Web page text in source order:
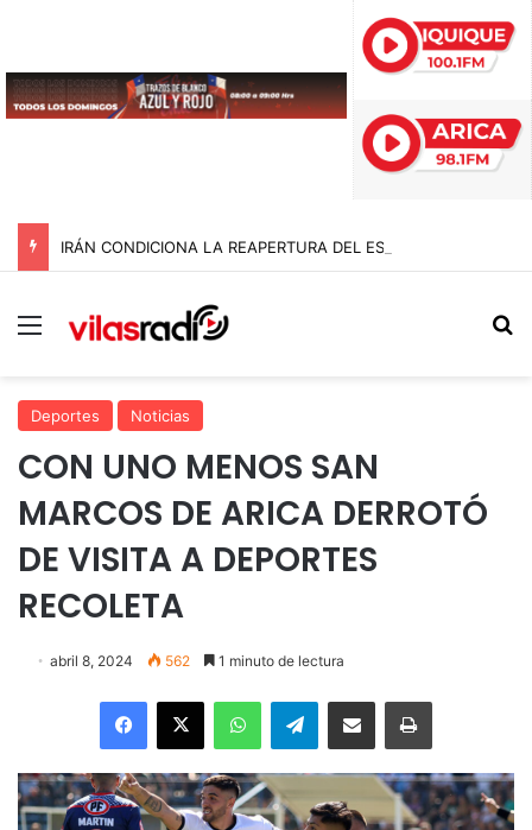
Menú
Deportes Noticias
CON UNO MENOS SAN
MARCOS DE ARICA DERROTÓ
DE VISITA A DEPORTES
RECOLETA
abril 8, 2024 562 1 minuto de lectura
Facebook
X WhatsAppTelegramEnviar vía email Imprimir